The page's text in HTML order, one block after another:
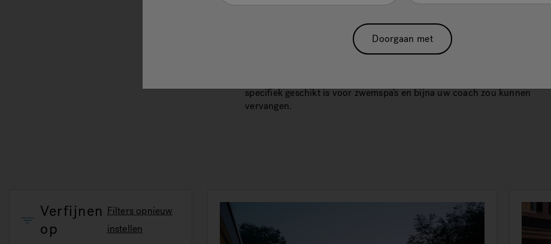
stroom voor het zwemmen op de plek tot een een zachtere stroming voor
aquatische oefeningen. De standaard ingebouwde zacht aanvoelende
bodem biedt u de mogelijkheid om uw oefeningen te doen met minder
specifiek geschikt is voor zwemspa’s en bijna uw coach zou kunnen
vervangen.
Verfijnen
op
Filters opnieuw
instellen
Doorgaan met